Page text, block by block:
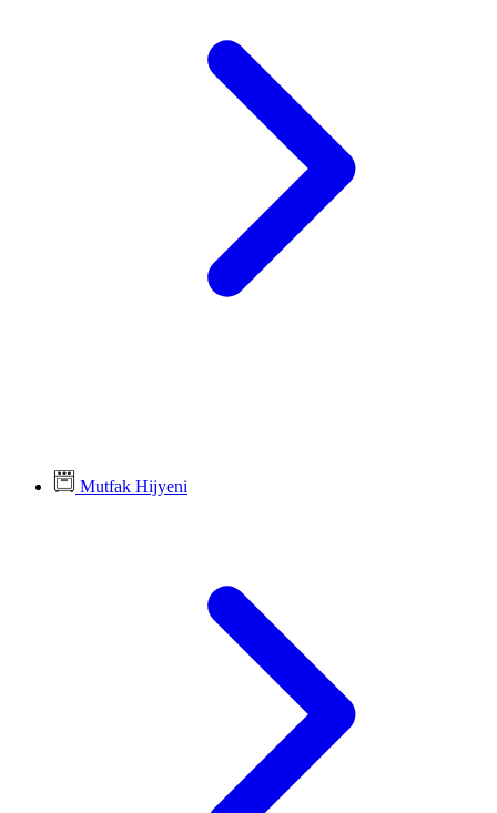
Mutfak Hijyeni